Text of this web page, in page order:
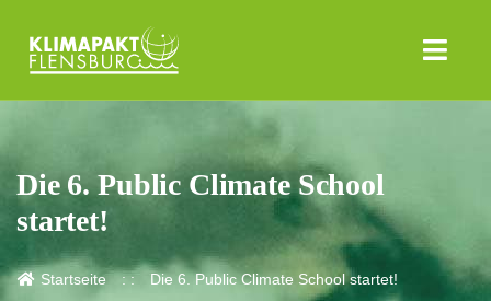
Die 6. Public Climate School
startet!
Startseite Die 6. Public Climate School startet!